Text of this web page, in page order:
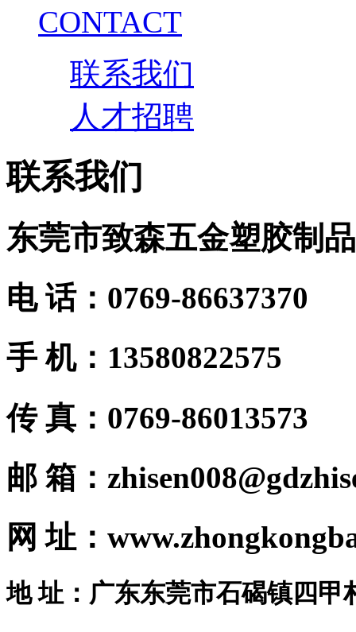
CONTACT
联系我们
人才招聘
联系我们
东莞市致森五金塑胶制品
电 话：0769-86637370
手 机：13580822575
传 真：0769-86013573
邮 箱：
网 址：
地 址：广东东莞市石碣镇四甲